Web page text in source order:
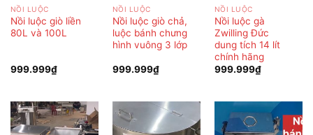
NỒI LUỘC
Nồi luộc giò liền
80L và 100L
999.999₫
NỒI LUỘC
Nồi luộc giò chả,
luộc bánh chưng
hình vuông 3 lớp
999.999₫
NỒI LUỘC
Nồi luộc gà
Zwilling Đức
dung tích 14 lít
chính hãng
999.999₫